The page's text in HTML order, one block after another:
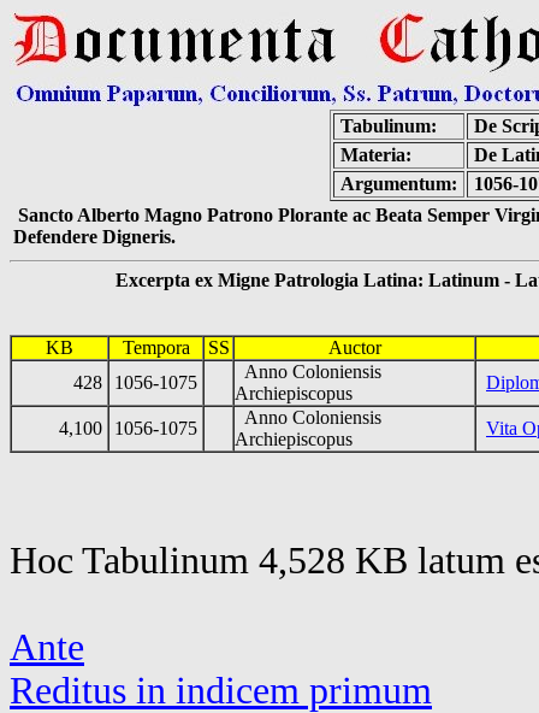
Tabulinum:
De
Materia:
De
Argumentum:
1056-
Sancto Alberto Magno Patrono Plorante ac Beata Semper
Defendere Digneris.
Excerpta ex Migne Patrologia Latina: Latinum -
KB Tempora SS
Auctor
428
1056-1075
Anno Coloniensis
Archiepiscopus
4,100 1056-1075
Anno Coloniensis
Archiepiscopus
Vita
Hoc Tabulinum 4,528 KB latum
Ante
Reditus in indicem primum